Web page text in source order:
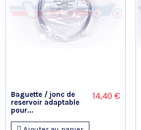
Baguette / jonc de
reservoir adaptable
pour...
14,40 €